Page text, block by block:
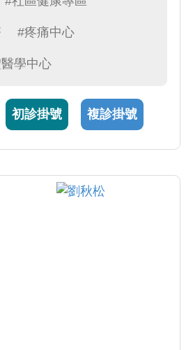
#疼痛中心
學中心
初診掛號 複診掛號